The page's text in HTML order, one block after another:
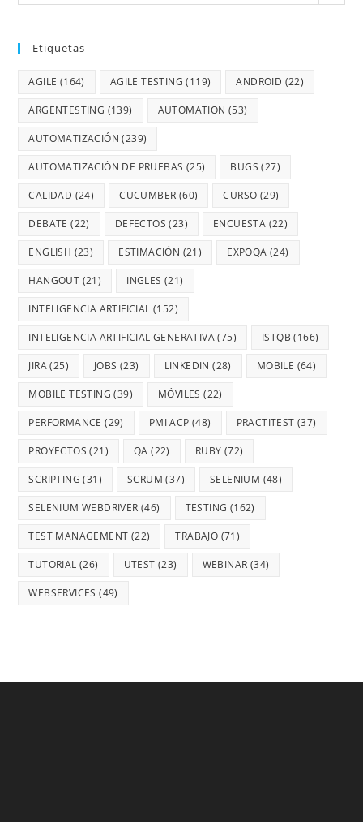
Etiquetas
AGILE (164) AGILE TESTING (119) ANDROID (22)
ARGENTESTING (139) AUTOMATION (53)
AUTOMATIZACIÓN (239)
AUTOMATIZACIÓN DE PRUEBAS (25) BUGS (27)
CALIDAD (24) CUCUMBER (60) CURSO (29)
DEBATE (22) DEFECTOS (23) ENCUESTA (22)
ENGLISH (23) ESTIMACIÓN (21) EXPOQA (24)
HANGOUT (21) INGLES (21)
INTELIGENCIA ARTIFICIAL (152)
INTELIGENCIA ARTIFICIAL GENERATIVA(75) ISTQB (166)
JIRA(25) JOBS (23) LINKEDIN (28) MOBILE (64)
MOBILE TESTING (39) MÓVILES (22)
PERFORMANCE (29) PMI ACP (48) PRACTITEST (37)
PROYECTOS (21) QA (22) RUBY (72)
SCRIPTING (31) SCRUM (37) SELENIUM (48)
SELENIUM WEBDRIVER (46) TESTING (162)
TEST MANAGEMENT (22) TRABAJO (71)
TUTORIAL (26) UTEST (23) WEBINAR (34)
WEBSERVICES (49)